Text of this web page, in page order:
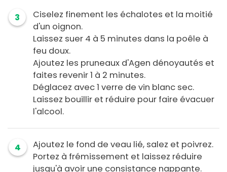
3
Ciselez finement les échalotes et la moitié
d'un oignon.
Laissez suer 4 à 5 minutes dans la poêle à
feu doux.
Ajoutez les pruneaux d'Agen dénoyautés et
faites revenir 1 à 2 minutes.
Déglacez avec 1 verre de vin blanc sec.
Laissez bouillir et réduire pour faire évacuer
l'alcool.
4
Ajoutez le fond de veau lié, salez et poivrez.
Portez à frémissement et laissez réduire
jusqu'à avoir une consistance nappante.